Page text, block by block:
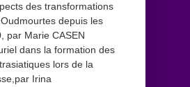
des transformations
depuis les
par Marie CASEN
dans la formation des
lors de la
Irina